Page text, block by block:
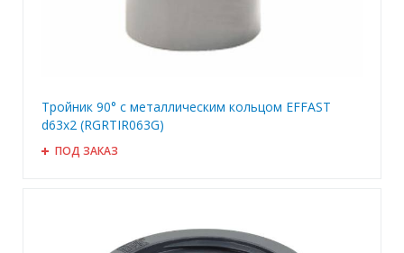
Тройник 90° c металлическим кольцом EFFAST
d63x2 (RGRTIR063G)
ПОД ЗАКАЗ